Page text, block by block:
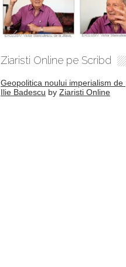
Ziaristi Online pe Scribd
Geopolitica noului imperialism de
Ilie Badescu by Ziaristi Online